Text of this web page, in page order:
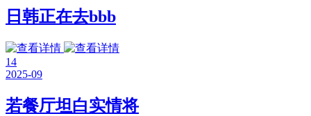
日韩正在去bbb
14
2025-09
若餐厅坦白实情将